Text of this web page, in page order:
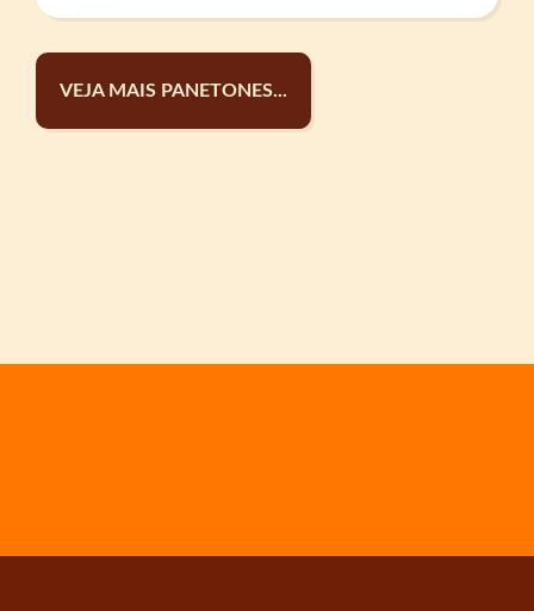
VEJA MAIS PANETONES...